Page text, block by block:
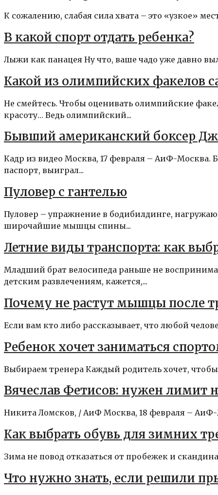
К сожалению, слабая сила хвата – это «узкое»
В какой спорт отдать ребенка?
Лыжи как панацея Ну что, ваше чадо уже давно
Какой из олимпийских факелов
Не смейтесь. Чтобы оценивать олимпийские
красоту… Ведь олимпийский...
Бывший американский боксер
Кадр из видео Москва, 17 февраля – АиФ-
паспорт, выиграл...
Пуловер с гантелью
Пуловер – упражнение в бодибилдинге,
широчайшие мышцы спины...
Летние виды транспорта: как
Младший брат велосипеда раньше не
детским развлечениям, кажется,...
Почему не растут мышцы после
Если вам кто либо рассказывает, что любой
Ребенок хочет заниматься
Выбираем тренера Каждый родитель хочет,
Вячеслав Фетисов: нужен лимит
Никита Ломсков, / АиФ Москва, 18 февраля –
Как выбрать обувь для зимних
Зима не повод отказаться от пробежек и
Что нужно знать, если решили